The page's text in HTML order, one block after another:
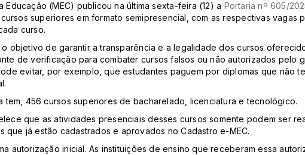
Educação (MEC) publicou na última sexta-feira (12) a Portaria nº 605/
superiores em formato semipresencial, com as respectivas vagas
curso.
o objetivo de garantir a transparência e a legalidade dos cursos
de verificação para combater cursos falsos ou não autorizados pelo
evitar, por exemplo, que estudantes paguem por diplomas que não
tem, 456 cursos superiores de bacharelado, licenciatura e tecnológico.
que as atividades presenciais desses cursos somente podem ser
que já estão cadastrados e aprovados no Cadastro e-MEC.
autorização inicial. As instituições de ensino que receberam essa